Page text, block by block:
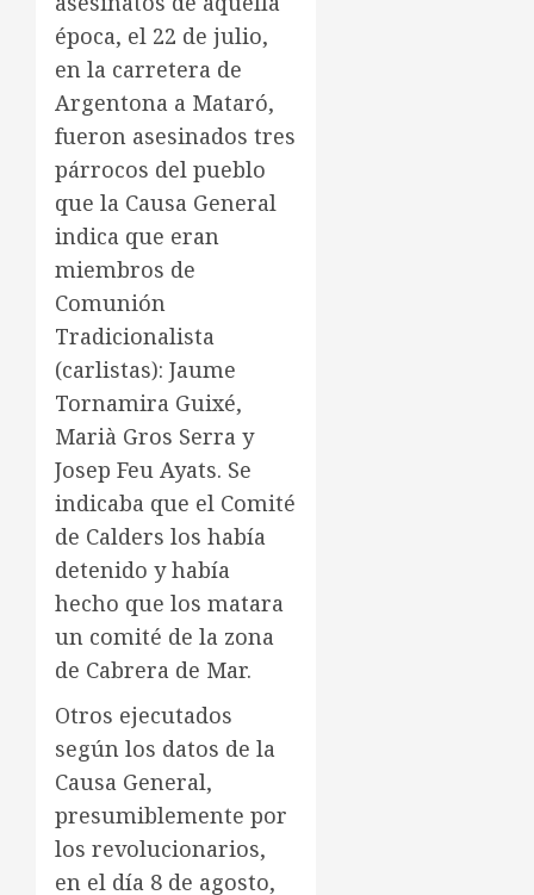
época, el 22 de julio,
en la carretera de
Argentona a Mataró,
fueron asesinados tres
párrocos del pueblo
que la Causa General
indica que eran
miembros de
Comunión
Tradicionalista
(carlistas): Jaume
Tornamira Guixé,
Marià Gros Serra y
Josep Feu Ayats. Se
indicaba que el Comité
de Calders los había
detenido y había
hecho que los matara
un comité de la zona
de Cabrera de Mar.
Otros ejecutados
según los datos de la
Causa General,
presumiblemente por
los revolucionarios,
en el día 8 de agosto,